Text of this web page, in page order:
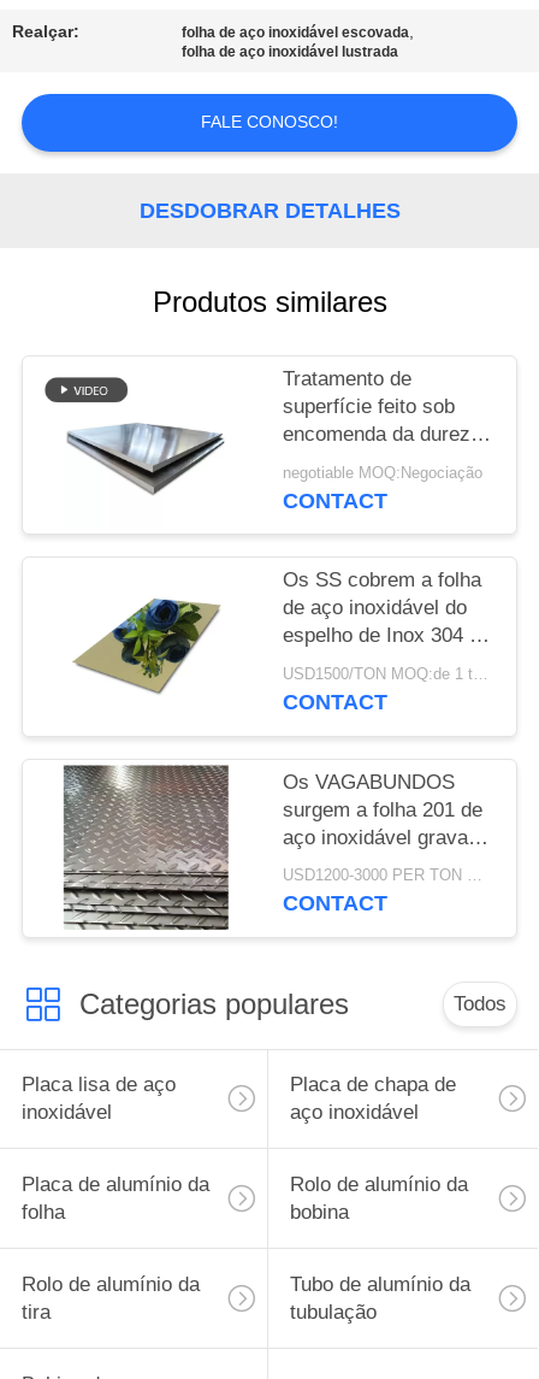
CONTACTE-
SOLICITE
DO
SITE
PRIVACY
Realçar: folha de aço inoxidável escovada,
folha de aço inoxidável lustrada
FALE CONOSCO!
DESDOBRAR DETALHES
Produtos similares
Tratamento de
superfície feito sob
encomenda da dureza
alta segura de aço
inoxidável estrutural do
negotiable MOQ:Negociação
CONTACT
Os SS cobrem a folha
de aço inoxidável do
espelho de Inox 304 do
preto 201 do ouro para
a decoração exterior
USD1500/TON MOQ:de 1 toneladas
CONTACT
Os VAGABUNDOS
surgem a folha 201 de
aço inoxidável gravada
3mm
USD1200-3000 PER TON MOQ:de 1 toneladas
CONTACT
Categorias populares Todos
Placa lisa de aço
inoxidável
Placa de chapa de
aço inoxidável
Placa de alumínio da
folha
Rolo de alumínio da
bobina
Rolo de alumínio da
tira
Tubo de alumínio da
tubulação